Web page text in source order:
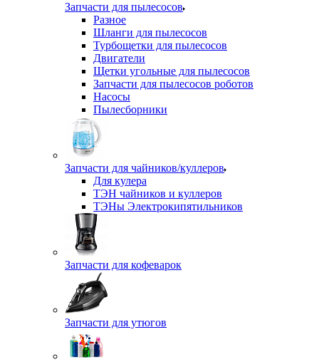
Запчасти для пылесосов
Разное
Шланги для пылесосов
Турбощетки для пылесосов
Двигатели
Щетки угольные для пылесосов
Запчасти для пылесосов роботов
Насосы
Пылесборники
Запчасти для чайников/куллеров
Для кулера
ТЭН чайников и куллеров
ТЭНы Электрокипятильников
Запчасти для кофеварок
Запчасти для утюгов